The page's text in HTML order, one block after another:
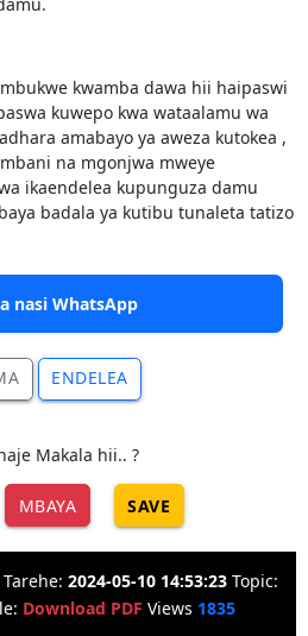
kwamba dawa hii haipaswi
kuwepo kwa wataalamu wa
amabayo ya aweza kutokea ,
na mgonjwa mweye
ikaendelea kupunguza damu
badala ya kutibu tunaleta tatizo
nasi WhatsApp
ENDELEA
Makala hii.. ?
MBAYA SAVE
Tarehe: 2024-05-10 14:53:23 Topic:
Download PDF Views 1835